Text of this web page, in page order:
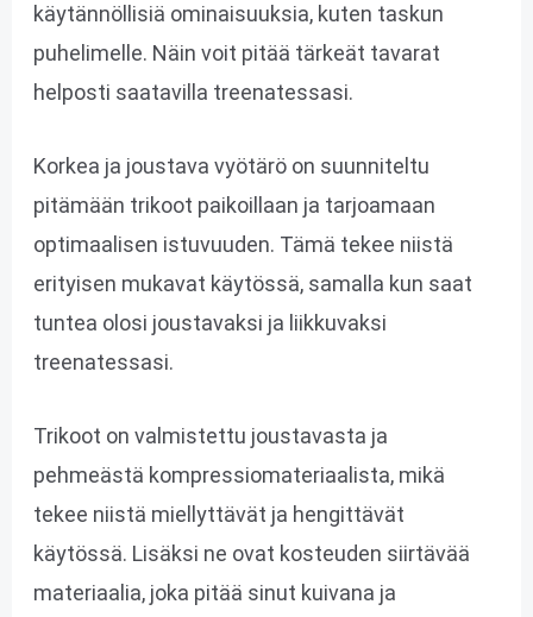
käytännöllisiä ominaisuuksia, kuten taskun
puhelimelle. Näin voit pitää tärkeät tavarat
helposti saatavilla treenatessasi.
Korkea ja joustava vyötärö on suunniteltu
pitämään trikoot paikoillaan ja tarjoamaan
optimaalisen istuvuuden. Tämä tekee niistä
erityisen mukavat käytössä, samalla kun saat
tuntea olosi joustavaksi ja liikkuvaksi
treenatessasi.
Trikoot on valmistettu joustavasta ja
pehmeästä kompressiomateriaalista, mikä
tekee niistä miellyttävät ja hengittävät
käytössä. Lisäksi ne ovat kosteuden siirtävää
materiaalia, joka pitää sinut kuivana ja